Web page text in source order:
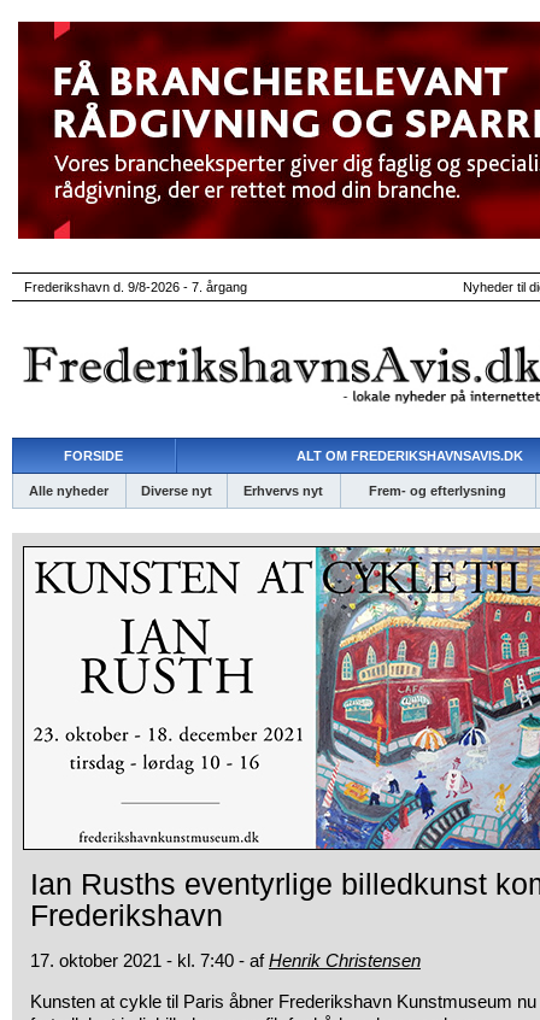
Frederikshavn d. 9/8-2026 - 7. årgang Nyheder til
FORSIDE ALT OM FREDERIKSHAVNSAVIS.DK
Alle nyheder Diverse nyt Erhvervs nyt Frem- og efterlysning
Ian Rusths eventyrlige billedkunst
Frederikshavn
17. oktober 2021 - kl. 7:40 - afHenrik Christensen
Kunsten at cykle til Paris åbner Frederikshavn Kunstmuseum